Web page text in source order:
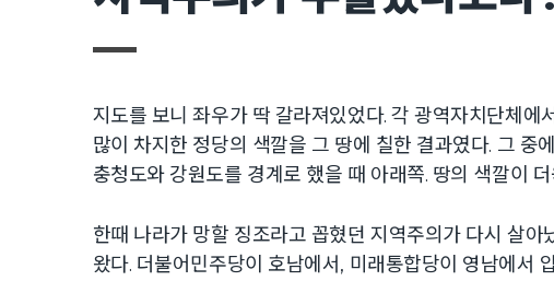
지도를 보니 좌우가 딱 갈라져있었다. 각 광역자치단체에
많이 차지한 정당의 색깔을 그 땅에 칠한 결과였다. 그 중
충청도와 강원도를 경계로 했을 때 아래쪽. 땅의 색깔이
한때 나라가 망할 징조라고 꼽혔던 지역주의가 다시 살아
왔다. 더불어민주당이 호남에서, 미래통합당이 영남에서